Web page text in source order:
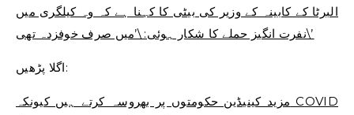
البرٹا کے کابینہ کے وزیر کی بیٹی کا کہنا ہے کہ وہ کیلگری میں
نفرت انگیز حملے کا شکار ہوئی: \’میں صرف خوفزدہ تھی\’
اگلا پڑھیں:
مزید کینیڈین حکومتوں پر بھروسہ کرتے ہیں کیونکہ COVID